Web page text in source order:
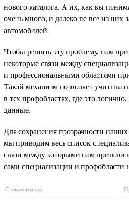
нового каталога. А их, как вы
очень много, и далеко не все из них
автомобилей.
Чтобы решить эту проблему, нам
некоторые связи между
и профессиональными областями
Такой механизм позволяет
в тех профобластях, где это
данные.
Для сохранения прозрачности
мы приводим весь список
связи между которыми нам
сами специализации и профобласти
Специализация